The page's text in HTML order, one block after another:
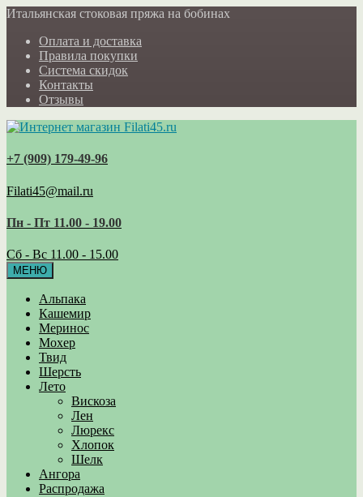
Итальянская стоковая пряжа на бобинах
Оплата и доставка
Правила покупки
Система скидок
Контакты
Отзывы
+7 (909) 179‑49-96
Filati45@mail.ru
Пн - Пт 11.00 - 19.00
Сб - Вс 11.00 - 15.00
МЕНЮ
Альпака
Кашемир
Меринос
Мохер
Твид
Шерсть
Лето
Вискоза
Лен
Люрекс
Хлопок
Шелк
Ангора
Распродажа